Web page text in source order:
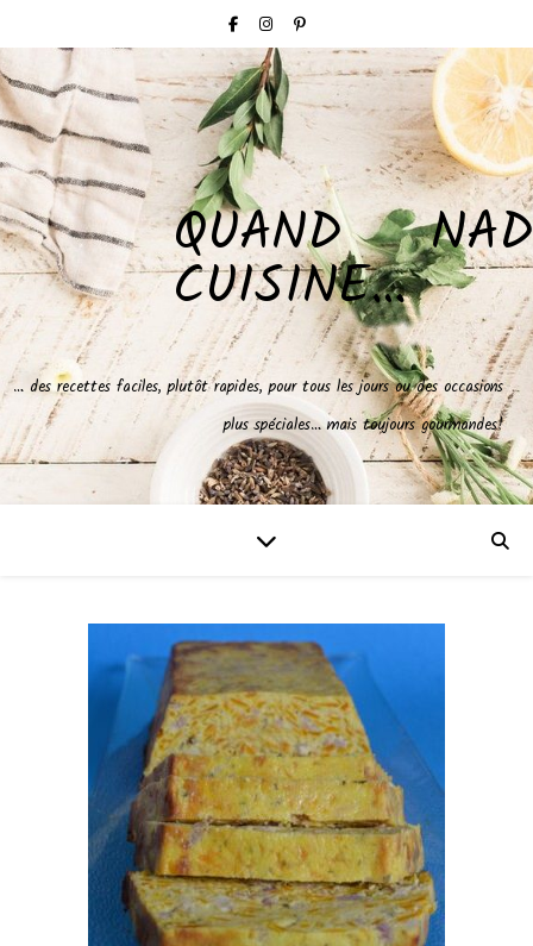
QUAND NAD
CUISINE…
… des recettes faciles, plutôt rapides, pour tous les jours ou des occasions
plus spéciales… mais toujours gourmandes!